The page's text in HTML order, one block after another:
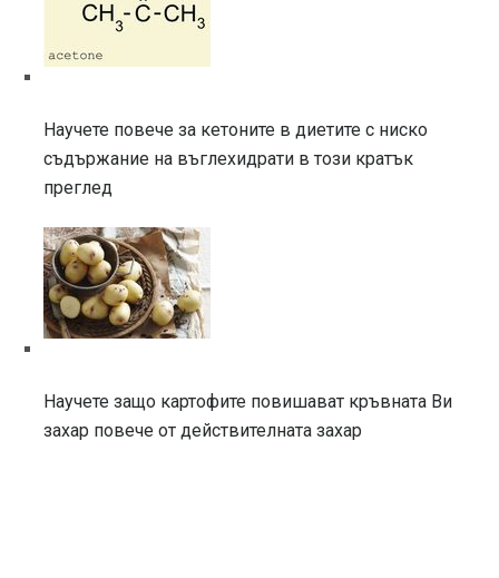
Научете повече за кетоните в диетите с ниско
съдържание на въглехидрати в този кратък
преглед
Научете защо картофите повишават кръвната Ви
захар повече от действителната захар